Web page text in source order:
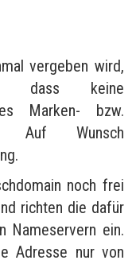
vergeben wird,
dass keine
Marken- bzw.
Auf Wunsch
noch frei
richten die dafür
Nameservern ein.
Adresse nur von